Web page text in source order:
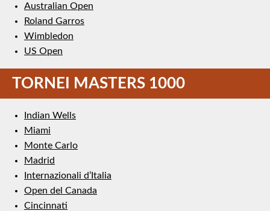
Australian Open
Roland Garros
Wimbledon
US Open
TORNEI MASTERS 1000
Indian Wells
Miami
Monte Carlo
Madrid
Internazionali d’Italia
Open del Canada
Cincinnati